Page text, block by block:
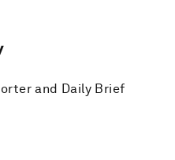
and Daily Brief